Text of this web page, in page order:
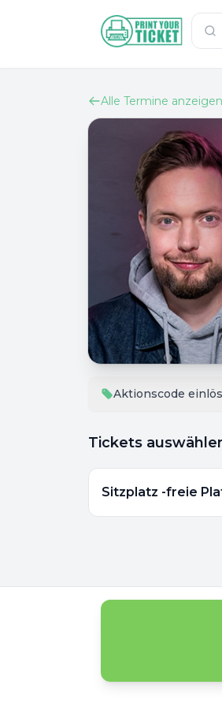
Zum HauptinhaltPrintYourTicket
Alle Termine anzeigen
Aktionscode
Tickets
Sitzplatz -freie